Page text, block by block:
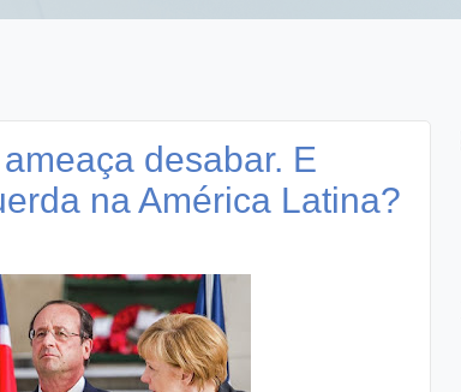
desabar. E
na América Latina?